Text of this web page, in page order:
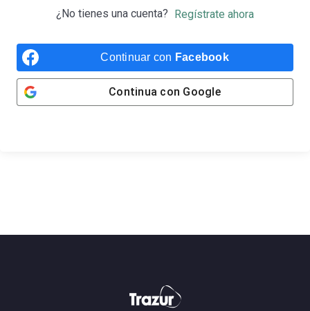
¿No tienes una cuenta? Regístrate ahora
Continuar con Facebook
Continua con Google